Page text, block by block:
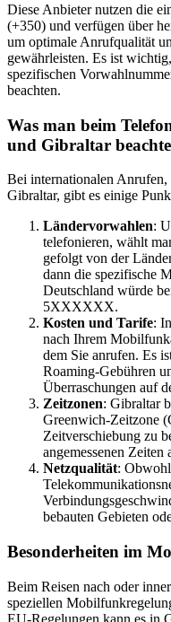
Diese Anbieter nutzen die
(+350) und verfügen über
um optimale Anrufqualität
gewährleisten. Es ist
spezifischen
beachten.
Was man beim
und Gibraltar
Bei internationalen
Gibraltar, gibt es einige
Ländervorwahlen:
telefonieren, wählt
gefolgt von der
dann die spezifische
Deutschland würde
5XXXXXX.
Kosten und Tarife:
nach Ihrem
dem Sie anrufen. Es
Roaming-Gebühren
Überraschungen auf
Zeitzonen: Gibraltar
Greenwich-Zeitzone
Zeitverschiebung zu
angemessenen Zeiten
Netzqualität:
bebauten Gebieten
Besonderheiten im
Beim Reisen nach oder
speziellen
EU-Regelungen kann es in